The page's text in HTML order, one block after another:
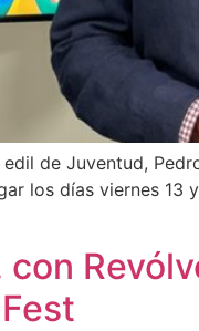
de Juventud,
los días viernes 13
con